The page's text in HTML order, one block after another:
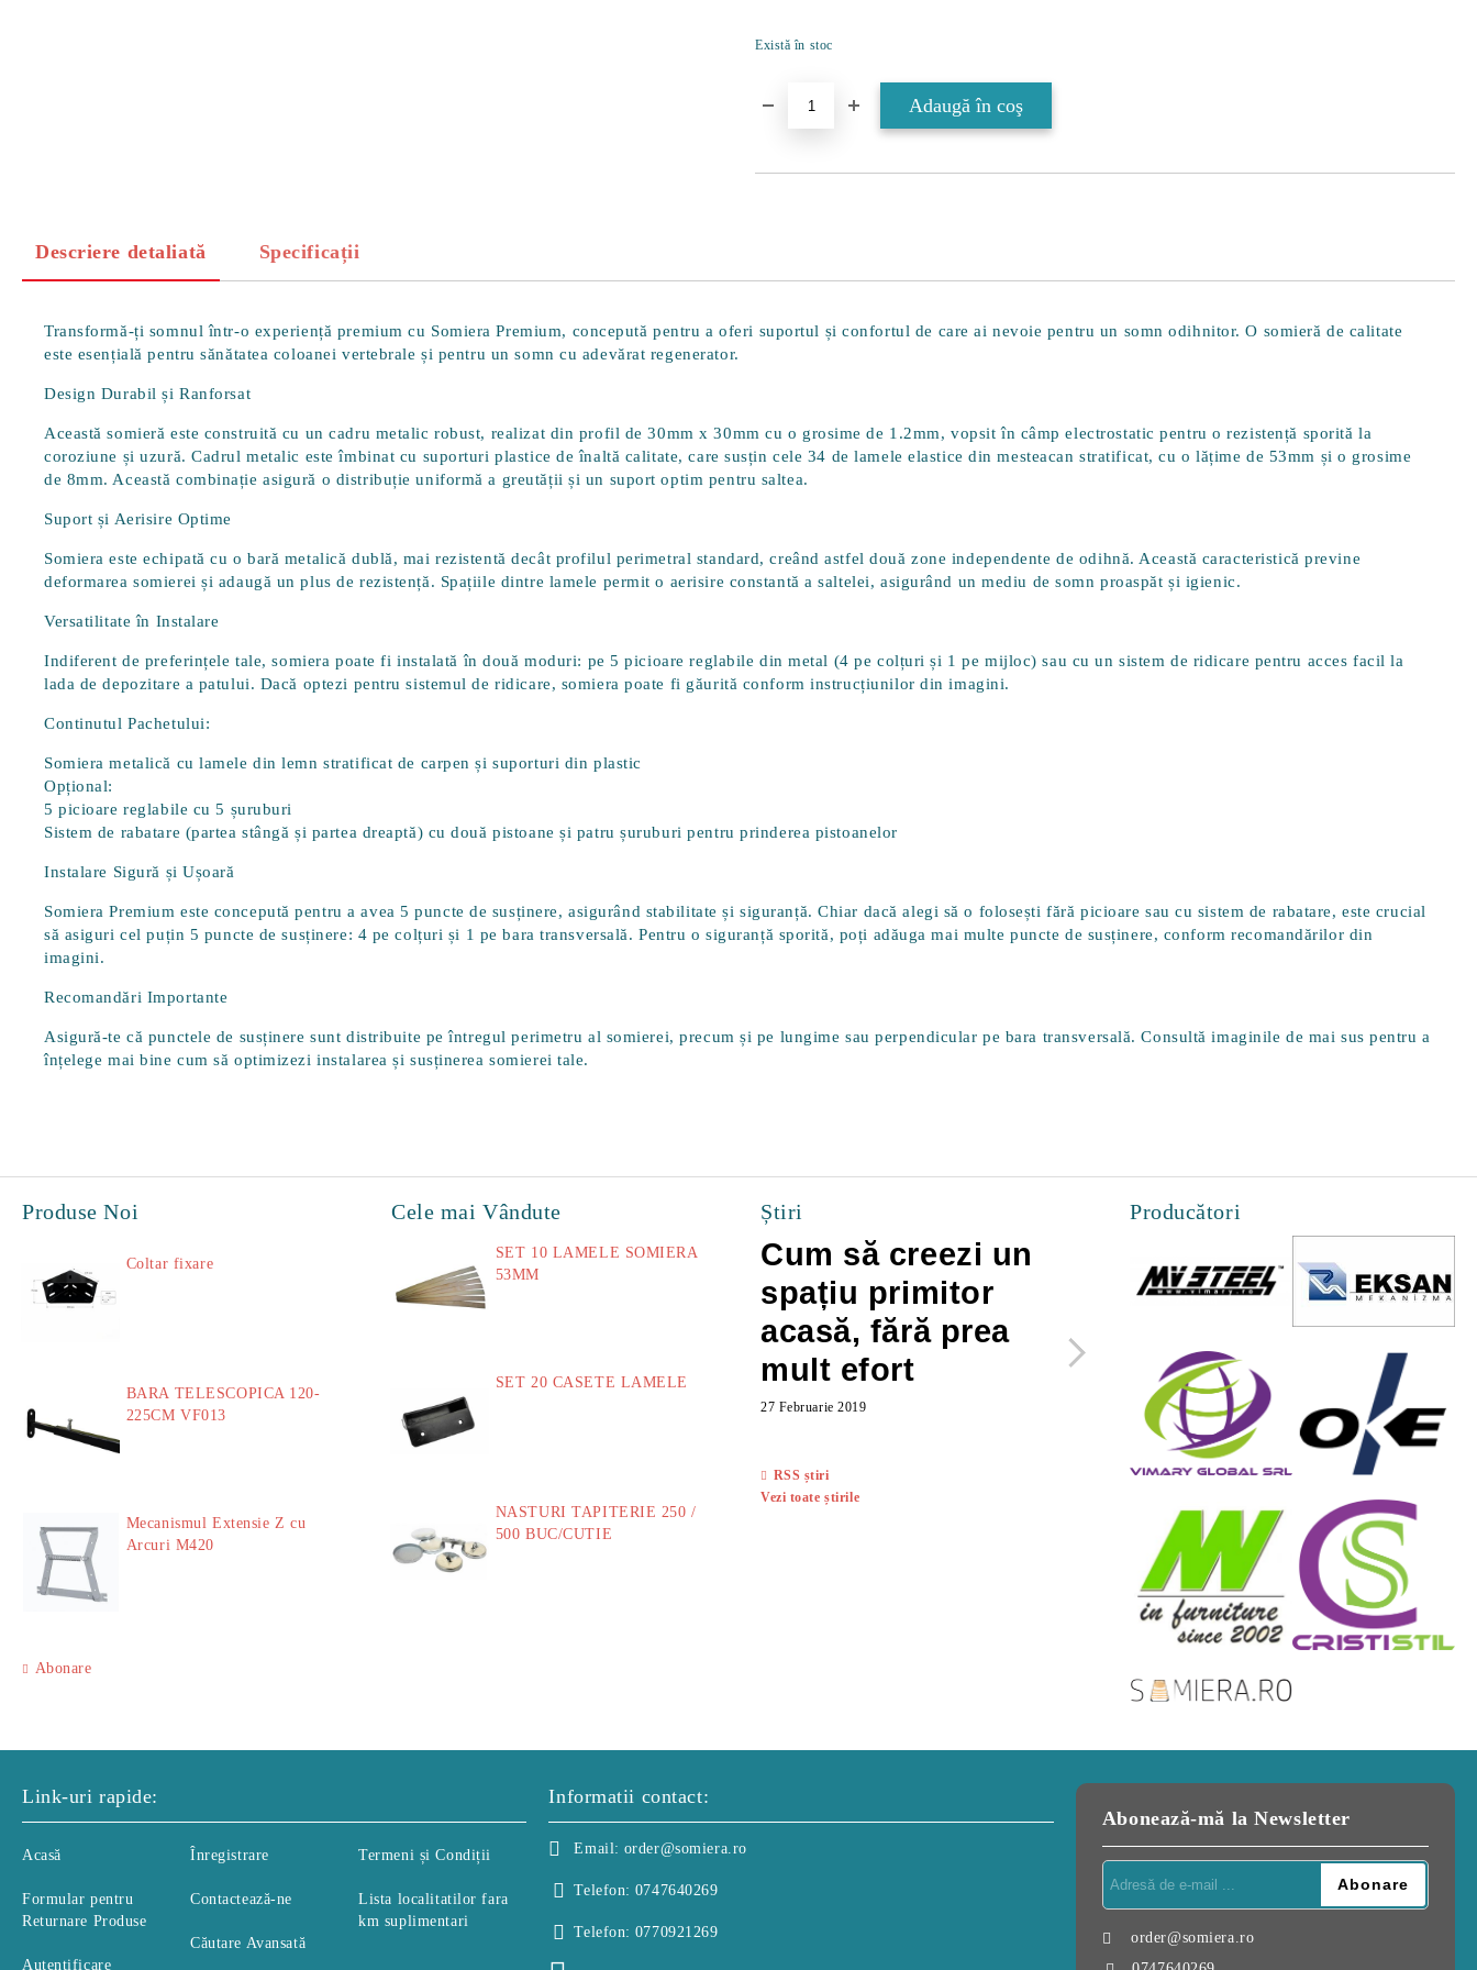
Există în stoc
Descriere detaliată Specificații
Transformă-ți somnul într-o experiență premium cu Somiera Premium, concepută pentru a oferi suportul și confortul de care ai nevoie pentru un somn odihnitor. O somieră de calitate
este esențială pentru sănătatea coloanei vertebrale și pentru un somn cu adevărat regenerator.
Design Durabil și Ranforsat
Această somieră este construită cu uncadru metalic robust, realizat din profil de 30mm x 30mm cu o grosime de 1.2mm, vopsit în câmp electrostatic pentru o rezistență sporită la
coroziune și uzură. Cadrul metalic este îmbinat cu suporturi plastice de înaltă calitate, care susțin cele 34 de lamele elastice din mesteacan stratificat, cu o lățime de 53mm și o grosime
de 8mm. Această combinație asigură o distribuție uniformă a greutății și un suport optim pentru saltea.
Suport și Aerisire Optime
Somiera este echipată cu obară metalică dublă, mai rezistentă decât profilul perimetral standard, creând astfeldouă zone independente de odihnă. Această caracteristică previne
deformarea somierei și adaugă un plus de rezistență. Spațiile dintre lamele permit o aerisire constantă a saltelei, asigurând un mediu de somn proaspăt și igienic.
Versatilitate în Instalare
Indiferent de preferințele tale, somiera poate fi instalată în două moduri: pe 5 picioare reglabile din metal (4 pe colțuri și 1 pe mijloc) sau cu unsistem de ridicare pentru acces facil la
lada de depozitare a patului. Dacă optezi pentru sistemul de ridicare, somiera poate fi găurită conform instrucțiunilor din imagini.
Continutul Pachetului:
Somiera metalică cu lamele din lemn stratificat de carpen și suporturi din plastic
Opțional:
5 picioare reglabile cu 5 șuruburi
Sistem de rabatare (partea stângă și partea dreaptă) cu două pistoane și patru șuruburi pentru prinderea pistoanelor
Instalare Sigură și Ușoară
Somiera Premium este concepută pentru a avea 5 puncte de susținere, asigurând stabilitate și siguranță. Chiar dacă alegi să o folosești fără picioare sau cu sistem de rabatare, este crucial
să asiguri cel puțin 5 puncte de susținere: 4 pe colțuri și 1 pe bara transversală. Pentru o siguranță sporită, poți adăuga mai multe puncte de susținere, conform recomandărilor din
imagini.
Recomandări Importante
Asigură-te că punctele de susținere sunt distribuite pe întregul perimetru al somierei, precum și pe lungime sau perpendicular pe bara transversală. Consultă imaginile de mai sus pentru a
înțelege mai bine cum să optimizezi instalarea și susținerea somierei tale.
Produse Noi
Coltar fixare
BARA TELESCOPICA 120-
225CM VF013
Mecanismul Extensie Z cu
Arcuri M420
Abonare
Cele mai Vândute
SET 10 LAMELE SOMIERA
53MM
SET 20 CASETE LAMELE
NASTURI TAPITERIE 250 /
500 BUC/CUTIE
Știri
Cum să creezi un
spațiu primitor
acasă, fără prea
mult efort
27 Februarie 2019
Cateva lucruri pe
care le poti face
pentru a maximiza
spatiul mic de
acasa
27 Februarie 2019
RSS știri
Vezi toate știrile
Producători
Link-uri rapide:
Acasă
Formular pentru
Returnare Produse
Autentificare
Înregistrare
Contactează-ne
Căutare Avansată
Termeni și Condiții
Lista localitatilor fara
km suplimentari
Informatii contact:
Email: order@somiera.ro
Telefon: 0747640269
Telefon: 0770921269
Abonează-mă la Newsletter
order@somiera.ro